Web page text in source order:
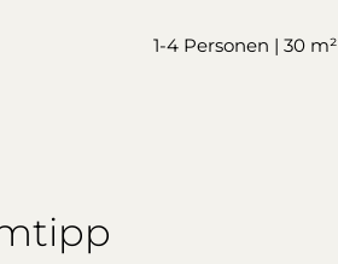
1-4 Personen | 30 m²